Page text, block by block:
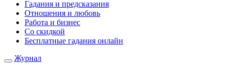
Гадания и предсказания
Отношения и любовь
Работа и бизнес
Со скидкой
Бесплатные гадания онлайн
Журнал